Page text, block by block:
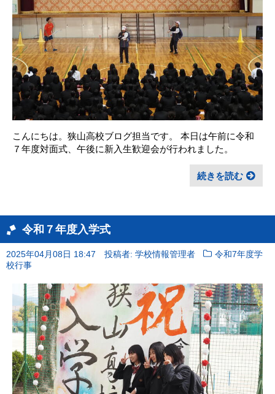
こんにちは。狭山高校ブログ担当です。 本日は午前に令和
７年度対面式、午後に新入生歓迎会が行われました。
続きを読む
令和７年度入学式
2025年04月08日 18:47 投稿者: 学校情報管理者
令和7年度学
校行事